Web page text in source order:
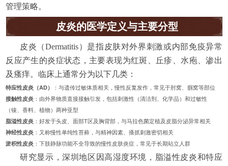
管理策略。
皮炎的医学定义与主要分型
皮炎（Dermatitis）是指皮肤对外界刺激或内部免疫异常
反应产生的炎症状态，主要表现为红斑、丘疹、水疱、渗出
及瘙痒。临床上通常分为以下几类：
特应性皮炎（AD）
：与遗传过敏体质相关，慢性反复发作，常见于肘窝、腘窝等部位
接触性皮炎 ：由外界物质直接接触引发，包括刺激性（清洁剂、化学品）和过敏性
（镍、香料、植物）两种亚型
脂溢性皮炎 ：好发于头皮、面部T区及胸背部，与马拉色菌定植及皮脂分泌异常相关
神经性皮炎 ：又称慢性单纯性苔藓，与精神因素、搔抓刺激密切相关
淤积性皮炎 ：下肢静脉功能不全导致的慢性皮肤炎症，常见于长期站立人群
研究显示，深圳地区因高湿度环境，脂溢性皮炎和特应